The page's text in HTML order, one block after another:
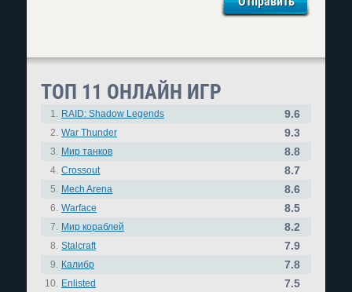
ТОП 11 ОНЛАЙН ИГР
1. RAID: Shadow Legends 9.6
2. War Thunder 9.3
3. Мир танков 8.8
4. Crossout 8.7
5. Mech Arena 8.6
6. Warface 8.5
7. Мир кораблей 8.2
8. Stalcraft 7.9
9. Калибр 7.8
10. Enlisted 7.5